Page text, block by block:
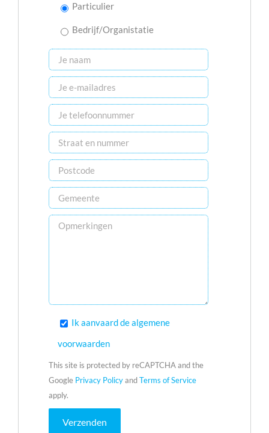
Particulier
Bedrijf/Organistatie
Ik aanvaard de algemene
voorwaarden
This site is protected by reCAPTCHA and the
Google Privacy Policy and Terms of Service
apply.